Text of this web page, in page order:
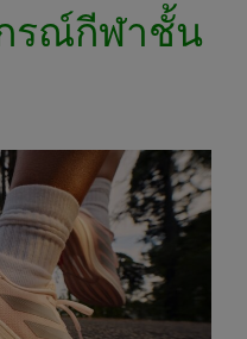
รณ์กีฬาชั้น